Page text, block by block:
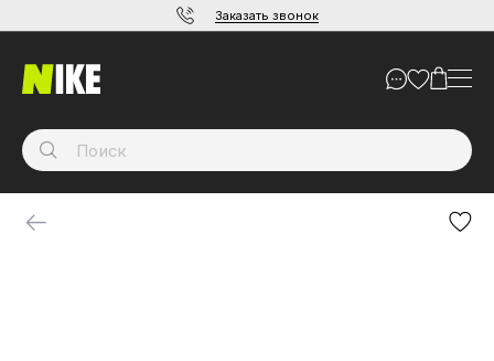
Заказать звонок